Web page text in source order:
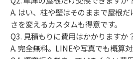
A. はい、柱や壁はそのままで屋根
さを変えるカスタムも得意です。
Q3. 見積もりに費用はかかりますか
A. 完全無料。LINEや写真でも概算対